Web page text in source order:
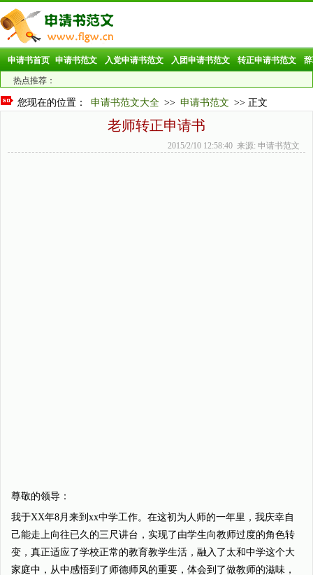
申请书首页 申请书范文 入党申请书范文 入团申请书范文 转正申请书范文
热点推荐：
您现在的位置： 申请书范文大全 >> 申请书范文 >> 正文
老师转正申请书
2015/2/10 12:58:40 来源: 申请书范文
尊敬的领导：
我于XX年8月来到xx中学工作。在这初为人师的一年里，我庆幸自
己能走上向往已久的三尺讲台，实现了由学生向教师过度的角色转
变，真正适应了学校正常的教育教学生活，融入了太和中学这个大
家庭中，从中感悟到了师德师风的重要，体会到了做教师的滋味，